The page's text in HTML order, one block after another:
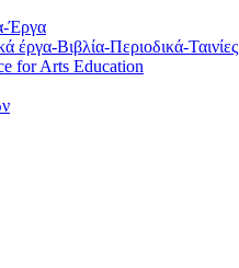
Έργα
έργα-Βιβλία-Περιοδικά-Ταινίες
for Arts Education